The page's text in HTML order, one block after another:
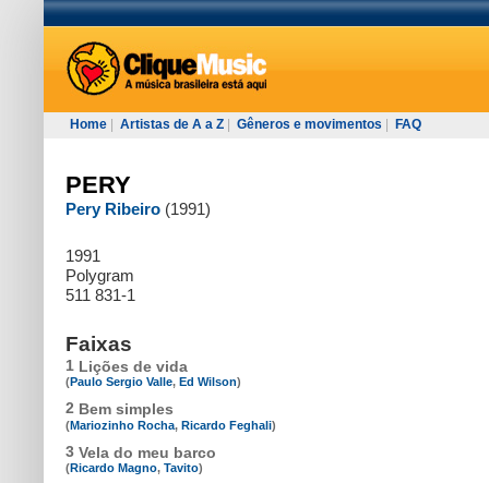
Home Artistas de A a Z Gêneros e movimentos FAQ
PERY
Pery Ribeiro (1991)
1991
Polygram
511 831-1
Faixas
1 Lições de vida
(Paulo Sergio Valle, Ed Wilson)
2 Bem simples
(Mariozinho Rocha, Ricardo Feghali)
3 Vela do meu barco
(Ricardo Magno, Tavito)